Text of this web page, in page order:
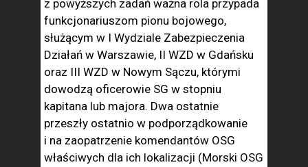
z powyższych zadań ważna rola przypada
funkcjonariuszom pionu bojowego,
służącym w I Wydziale Zabezpieczenia
Działań w Warszawie, II WZD w Gdańsku
oraz III WZD w Nowym Sączu, którymi
dowodzą oficerowie SG w stopniu
kapitana lub majora. Dwa ostatnie
przeszły ostatnio w podporządkowanie
i na zaopatrzenie komendantów OSG
właściwych dla ich lokalizacji (Morski OSG